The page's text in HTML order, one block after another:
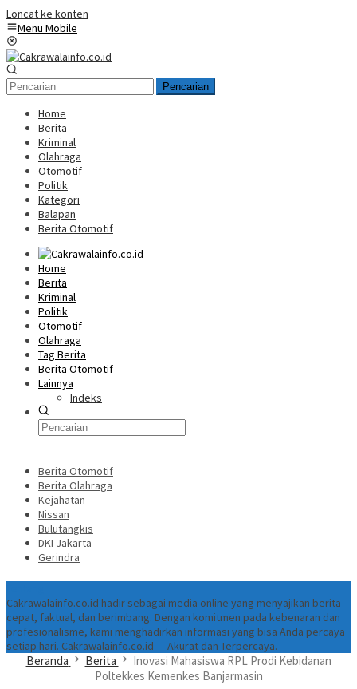
Loncat ke konten
Menu Mobile
Pencarian
Home
Berita
Kriminal
Olahraga
Otomotif
Politik
Kategori
Balapan
Berita Otomotif
Home
Berita
Kriminal
Politik
Otomotif
Olahraga
Tag Berita
Berita Otomotif
Lainnya
Indeks
Berita Otomotif
Berita Olahraga
Kejahatan
Nissan
Bulutangkis
DKI Jakarta
Gerindra
Cakrawalainfo.co.id hadir sebagai media online yang menyajikan berita
cepat, faktual, dan berimbang. Dengan komitmen pada kebenaran dan
profesionalisme, kami menghadirkan informasi yang bisa Anda percaya
setiap hari. Cakrawalainfo.co.id — Akurat dan Terpercaya.
Beranda Berita
Inovasi Mahasiswa RPL Prodi Kebidanan
Poltekkes Kemenkes Banjarmasin